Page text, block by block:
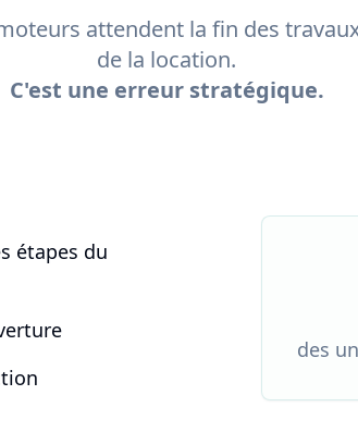
attendent la fin des
de la location.
C'est une erreur stratégique.
étapes du
des